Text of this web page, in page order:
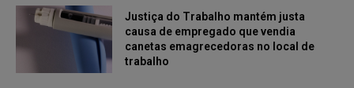
Justiça do Trabalho mantém justa
causa de empregado que vendia
canetas emagrecedoras no local de
trabalho